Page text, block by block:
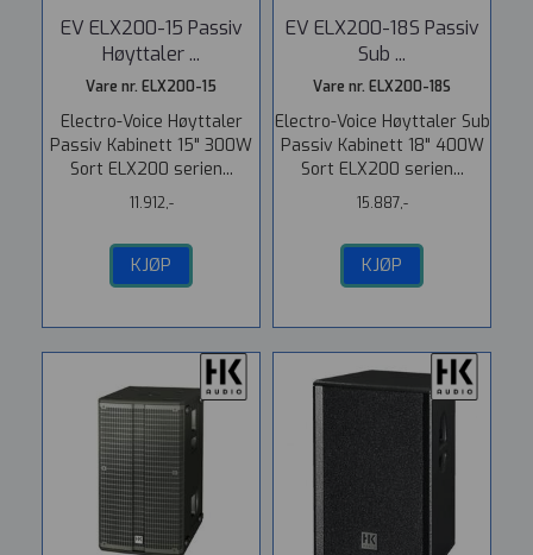
EV ELX200-15 Passiv
Høyttaler ...
Vare nr. ELX200-15
Electro-Voice Høyttaler
Passiv Kabinett 15" 300W
Sort ELX200 serien...
11.912,-
KJØP
EV ELX200-18S Passiv
Sub ...
Vare nr. ELX200-18S
Electro-Voice Høyttaler Sub
Passiv Kabinett 18" 400W
Sort ELX200 serien...
15.887,-
KJØP